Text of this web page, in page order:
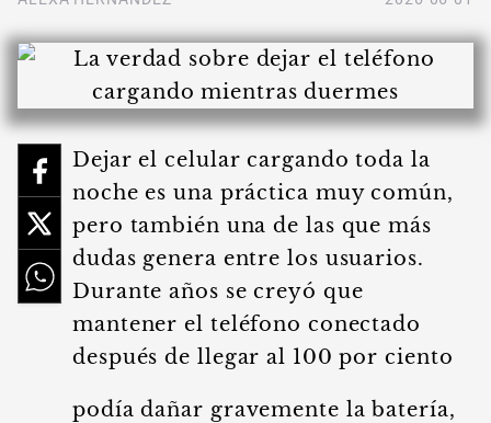
Dejar el celular cargando toda la
noche es una práctica muy común,
pero también una de las que más
dudas genera entre los usuarios.
Durante años se creyó que
mantener el teléfono conectado
después de llegar al 100 por ciento
podía dañar gravemente la batería,